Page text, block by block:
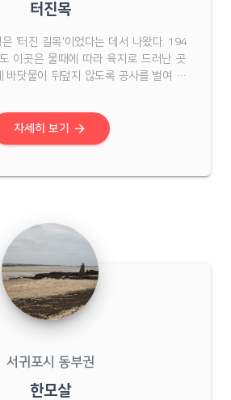
터진목
'터진 길목'이었다는 데서 나왔다. 194
이곳은 물때에 따라 육지로 드러난 곳
바닷물이 뒤덮지 않도록 공사를 벌여 지
시에는 지금처럼 소나무가 없었기 때문
자세히 보기 arrow_forward
서귀포시 동부권
한모살